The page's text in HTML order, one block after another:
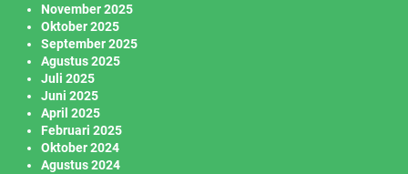
November 2025
Oktober 2025
September 2025
Agustus 2025
Juli 2025
Juni 2025
April 2025
Februari 2025
Oktober 2024
Agustus 2024